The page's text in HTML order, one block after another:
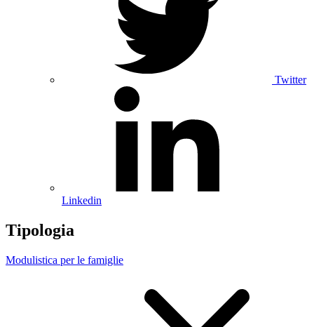
Twitter
Linkedin
Tipologia
Modulistica per le famiglie